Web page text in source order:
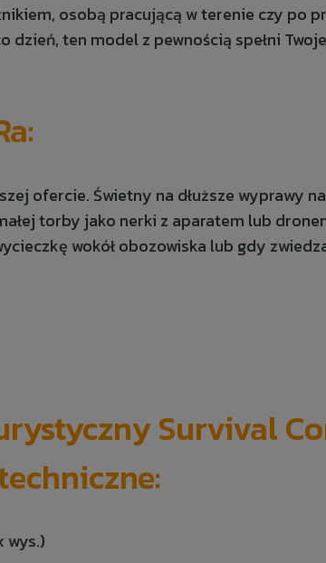
osobą pracującą w terenie czy po
ten model z pewnością spełni Twoje
ofercie. Świetny na dłuższe wyprawy
torby jako nerki z aparatem lub
wokół obozowiska lub gdy
Survival
wys.)